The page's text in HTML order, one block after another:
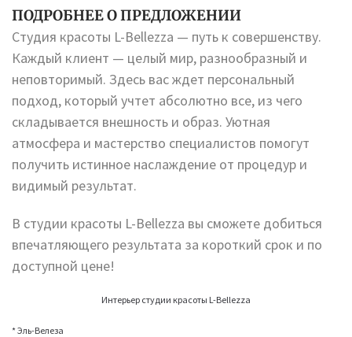
ПОДРОБНЕЕ О ПРЕДЛОЖЕНИИ
Студия красоты L-Bellezza — путь к совершенству.
Каждый клиент — целый мир, разнообразный и
неповторимый. Здесь вас ждет персональный
подход, который учтет абсолютно все, из чего
складывается внешность и образ. Уютная
атмосфера и мастерство специалистов помогут
получить истинное наслаждение от процедур и
видимый результат.
В студии красоты L-Bellezza вы сможете добиться
впечатляющего результата за короткий срок и по
доступной цене!
Интерьер студии красоты L-Bellezza
* Эль-Велеза